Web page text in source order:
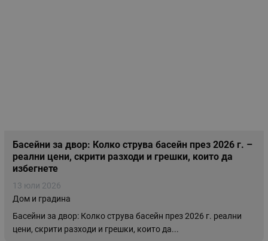
Басейни за двор: Колко струва басейн през 2026 г. –
реални цени, скрити разходи и грешки, които да
избегнете
13 юли 2026
Дом и градина
Басейни за двор: Колко струва басейн през 2026 г. реални
цени, скрити разходи и грешки, които да...